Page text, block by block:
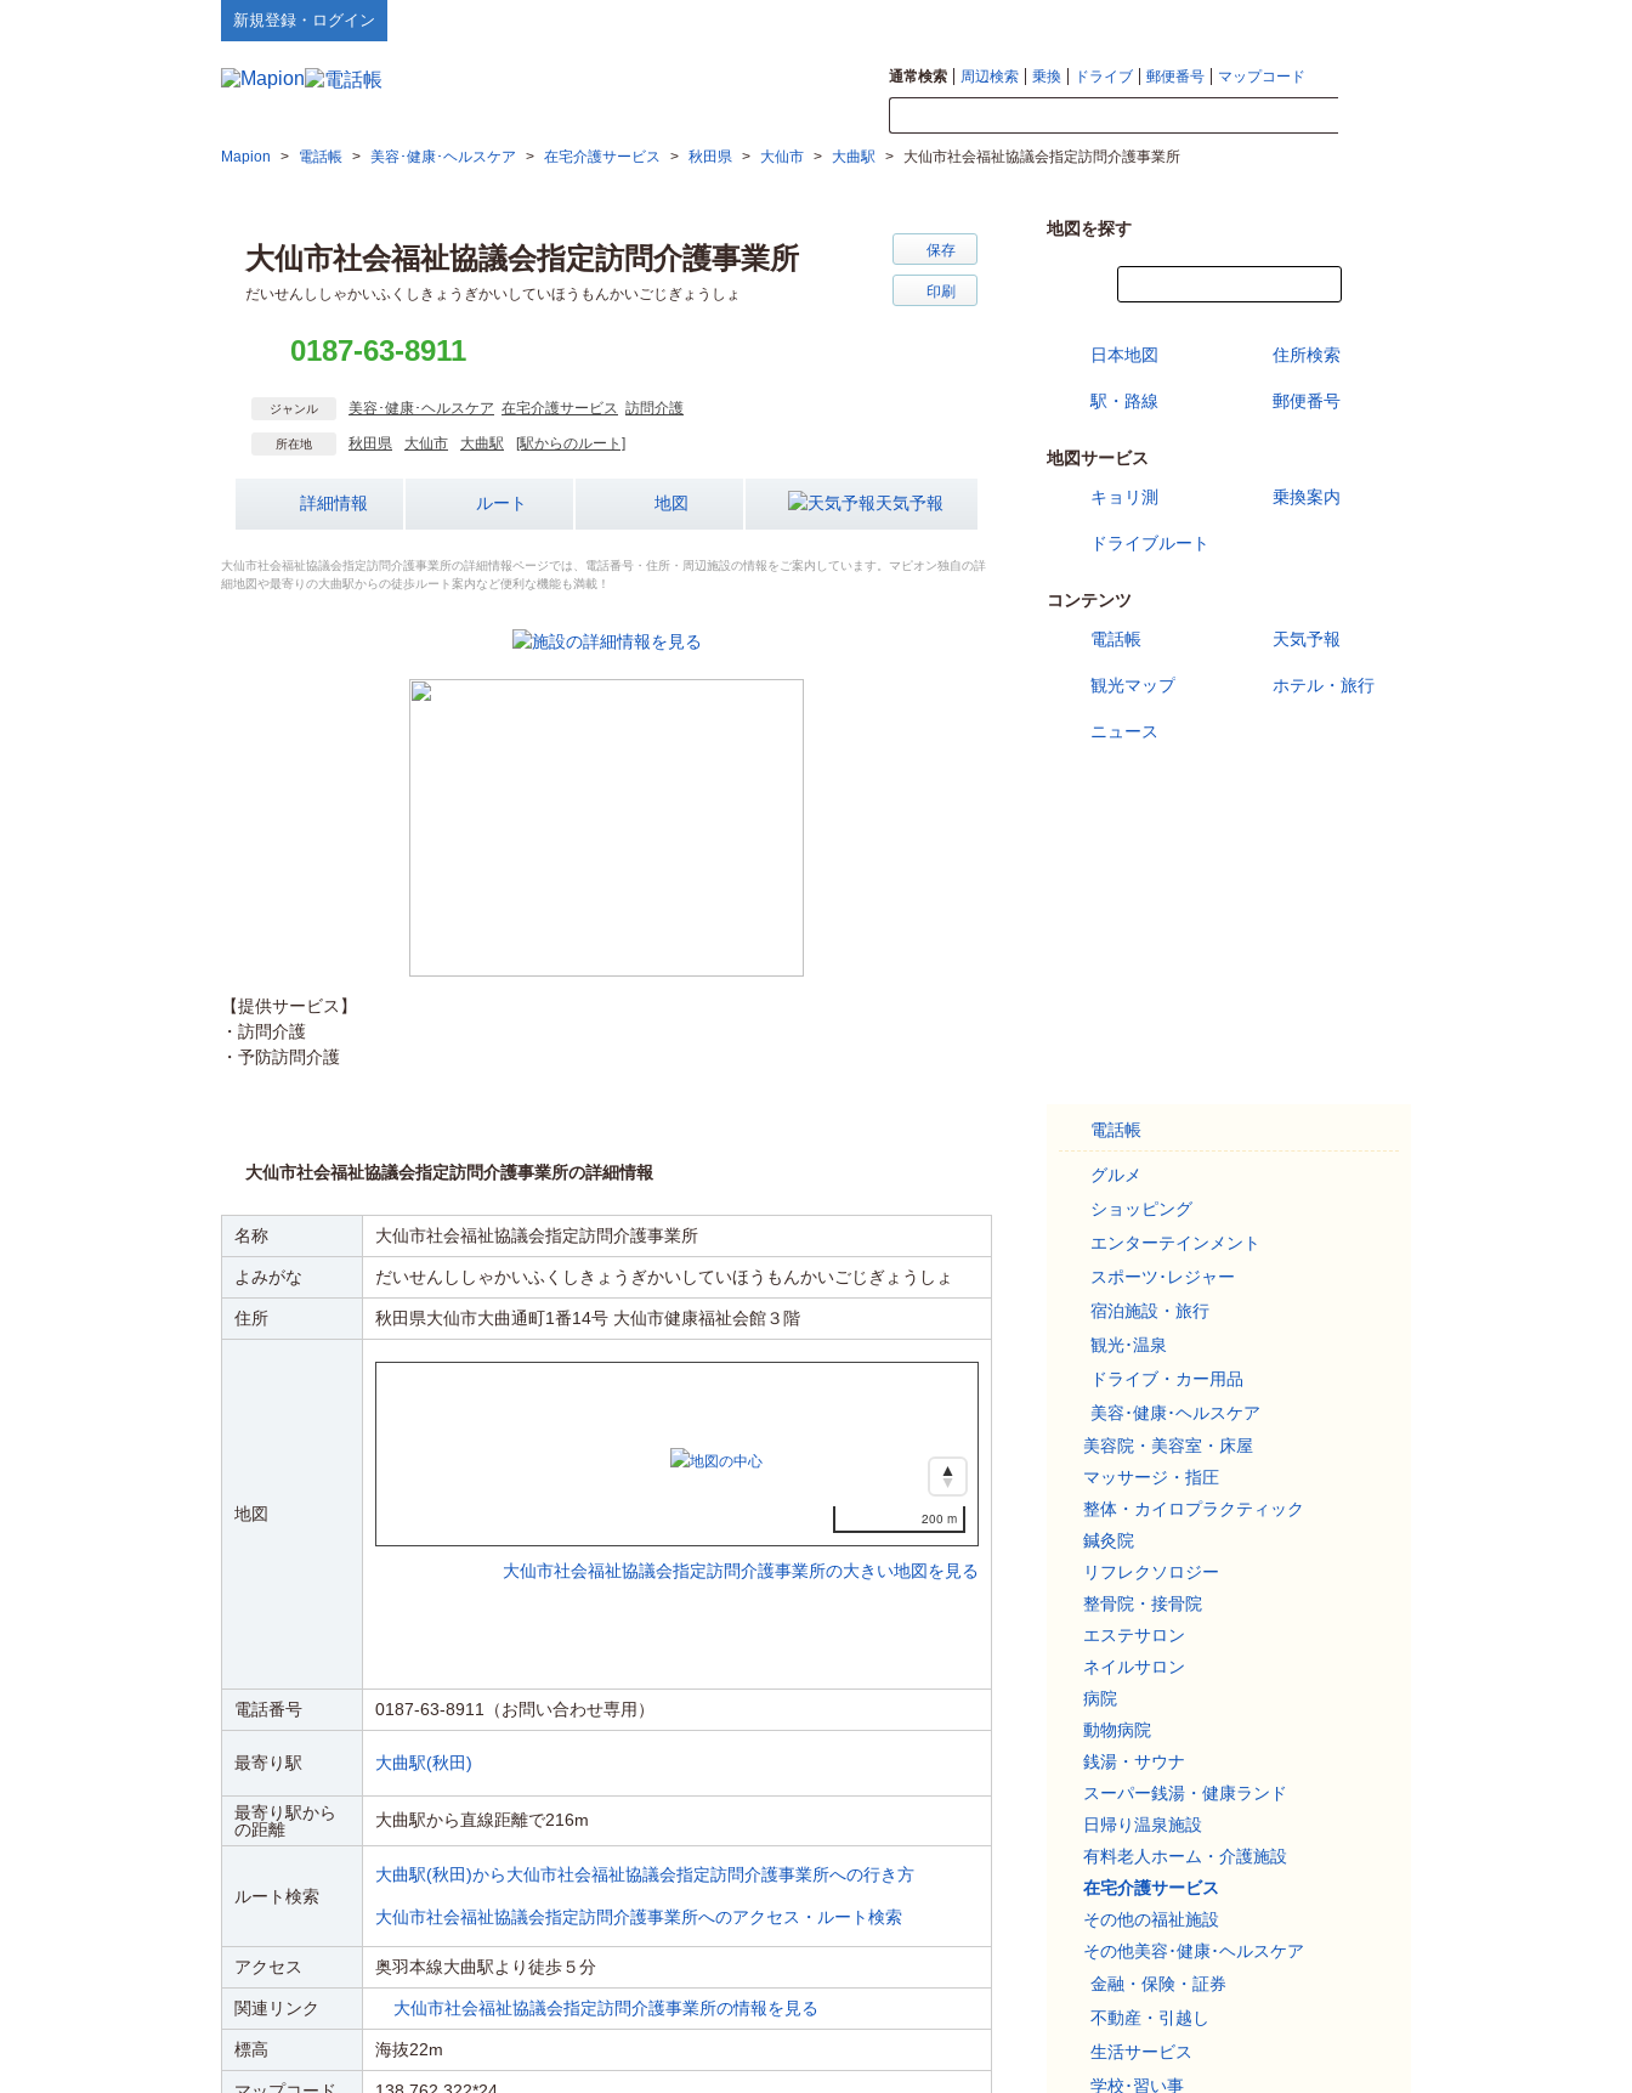
新規登録・ログイン
通常検索 周辺検索 乗換 ドライブ 郵便番号 マップコード
Mapion > 電話帳 > 美容･健康･ヘルスケア > 在宅介護サービス > 秋田県 > 大仙市 > 大曲駅 > 大仙市社会福祉協議会指定訪問介護事業所
大仙市社会福祉協議会指定訪問介護事業所
だいせんししゃかいふくしきょうぎかいしていほうもんかいごじぎょうしょ
保存
印刷
0187-63-8911
ジャンル 美容･健康･ヘルスケア 在宅介護サービス 訪問介護
所在地 秋田県 大仙市 大曲駅 [駅からのルート]
詳細情報 ルート 地図 天気予報
大仙市社会福祉協議会指定訪問介護事業所の詳細情報ページでは、電話番号・住所・周辺施設の情報をご案内しています。マピオン独自の詳
細地図や最寄りの大曲駅からの徒歩ルート案内など便利な機能も満載！
【提供サービス】
・訪問介護
・予防訪問介護
大仙市社会福祉協議会指定訪問介護事業所の詳細情報
名称 大仙市社会福祉協議会指定訪問介護事業所
よみがな だいせんししゃかいふくしきょうぎかいしていほうもんかいごじぎょうしょ
住所 秋田県大仙市大曲通町1番14号 大仙市健康福祉会館３階
地図 200 m
大仙市社会福祉協議会指定訪問介護事業所の大きい地図を見る
電話番号 0187-63-8911（お問い合わせ専用）
最寄り駅 大曲駅(秋田)
最寄り駅から
の距離
大曲駅から直線距離で216m
ルート検索
大曲駅(秋田)から大仙市社会福祉協議会指定訪問介護事業所への行き方
大仙市社会福祉協議会指定訪問介護事業所へのアクセス・ルート検索
アクセス 奥羽本線大曲駅より徒歩５分
関連リンク 大仙市社会福祉協議会指定訪問介護事業所の情報を見る
標高 海抜22m
地図を探す
日本地図 住所検索
駅・路線 郵便番号
地図サービス
キョリ測
乗換案内
ドライブルート
コンテンツ
電話帳
天気予報
観光マップ ホテル・旅行
ニュース
電話帳
グルメ
ショッピング
エンターテインメント
スポーツ･レジャー
宿泊施設・旅行
観光･温泉
ドライブ・カー用品
美容･健康･ヘルスケア
美容院・美容室・床屋
マッサージ・指圧
整体・カイロプラクティック
鍼灸院
リフレクソロジー
整骨院・接骨院
エステサロン
ネイルサロン
病院
動物病院
銭湯・サウナ
スーパー銭湯・健康ランド
日帰り温泉施設
有料老人ホーム・介護施設
在宅介護サービス
その他の福祉施設
その他美容･健康･ヘルスケア
金融・保険・証券
不動産・引越し
生活サービス
学校･習い事